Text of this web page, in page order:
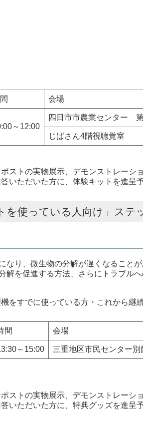
会場
～12:00
四日市市農業センター
じばさん4階視聴覚室
ストの実物展示、デモンストレーシ
いただいた方に、体験キットを進呈
を使っている人向け」ステ
り、微生物の分解が遅くなること
解を促進する方法、さらにトラブル
をすでに使っている方・これから継
間 会場
～15:00 三重地区市民センター別
ストの実物展示、デモンストレーシ
いただいた方に、特典グッズを進呈予